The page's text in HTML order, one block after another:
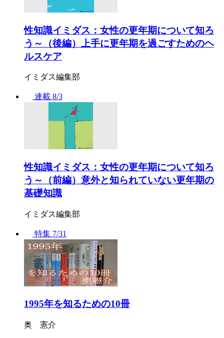
性知識イミダス：女性の更年期について知ろ
う～（後編）上手に更年期を過ごすためのヘ
ルスケア
イミダス編集部
連載 8/3
性知識イミダス：女性の更年期について知ろ
う～（前編）意外と知られていない更年期の
基礎知識
イミダス編集部
特集 7/31
1995年を知るための10冊
奥 憲介